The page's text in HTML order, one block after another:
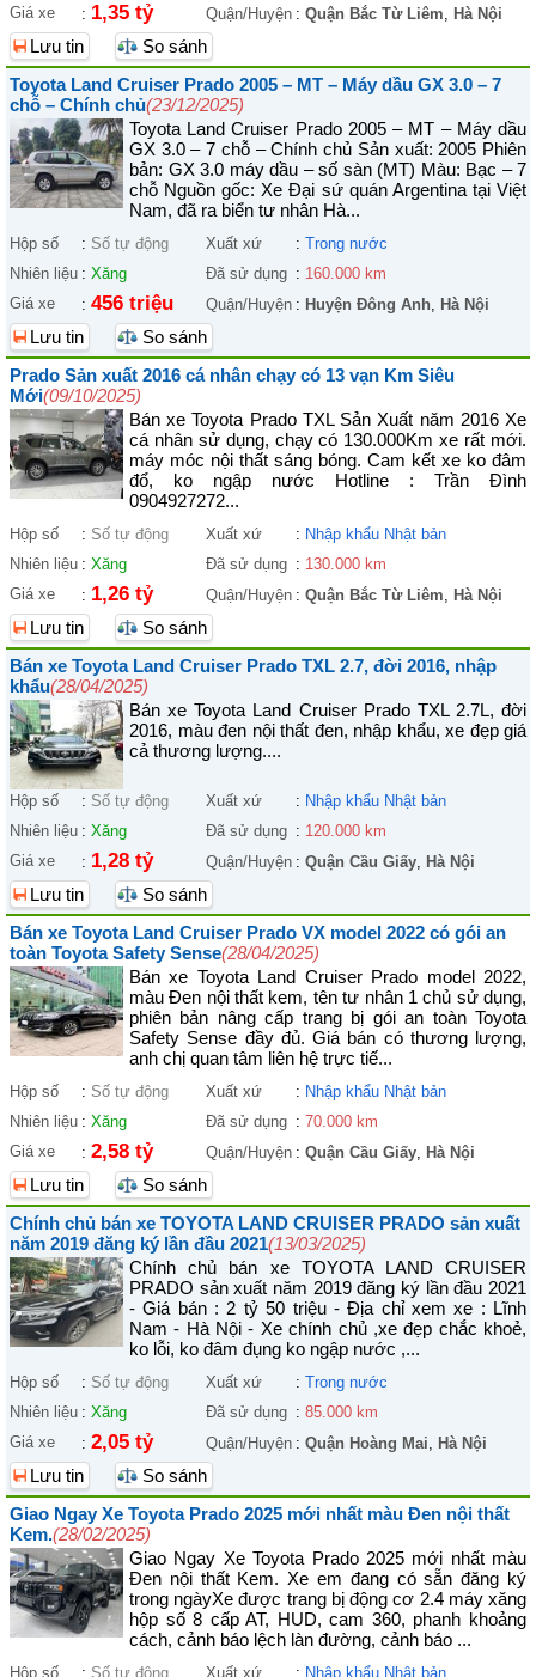
Giá xe
: 1,35 tỷ Quận/Huyện : Quận Bắc Từ Liêm, Hà Nội
Lưu tin
So sánh
Toyota Land Cruiser Prado 2005 – MT – Máy dầu GX 3.0 – 7
chỗ – Chính chủ(23/12/2025)
Toyota Land Cruiser Prado 2005 – MT – Máy dầu
GX 3.0 – 7 chỗ – Chính chủ Sản xuất: 2005 Phiên
bản: GX 3.0 máy dầu – số sàn (MT) Màu: Bạc – 7
chỗ Nguồn gốc: Xe Đại sứ quán Argentina tại Việt
Nam, đã ra biển tư nhân Hà...
Hộp số : Số tự động Xuất xứ : Trong nước
Nhiên liệu : Xăng Đã sử dụng : 160.000 km
Giá xe
: 456 triệu Quận/Huyện : Huyện Đông Anh, Hà Nội
Lưu tin
So sánh
Prado Sản xuất 2016 cá nhân chạy có 13 vạn Km Siêu
Mới(09/10/2025)
Bán xe Toyota Prado TXL Sản Xuất năm 2016 Xe
cá nhân sử dụng, chạy có 130.000Km xe rất mới.
máy móc nội thất sáng bóng. Cam kết xe ko đâm
đổ, ko ngập nước Hotline : Trần Đình
0904927272...
Hộp số : Số tự động Xuất xứ : Nhập khẩu Nhật bản
Nhiên liệu : Xăng Đã sử dụng : 130.000 km
Giá xe
: 1,26 tỷ Quận/Huyện : Quận Bắc Từ Liêm, Hà Nội
Lưu tin
So sánh
Bán xe Toyota Land Cruiser Prado TXL 2.7, đời 2016, nhập
khẩu(28/04/2025)
Bán xe Toyota Land Cruiser Prado TXL 2.7L, đời
2016, màu đen nội thất đen, nhập khẩu, xe đẹp giá
cả thương lượng....
Hộp số : Số tự động Xuất xứ : Nhập khẩu Nhật bản
Nhiên liệu : Xăng Đã sử dụng : 120.000 km
Giá xe
: 1,28 tỷ Quận/Huyện : Quận Cầu Giấy, Hà Nội
Lưu tin
So sánh
Bán xe Toyota Land Cruiser Prado VX model 2022 có gói an
toàn Toyota Safety Sense(28/04/2025)
Bán xe Toyota Land Cruiser Prado model 2022,
màu Đen nội thất kem, tên tư nhân 1 chủ sử dụng,
phiên bản nâng cấp trang bị gói an toàn Toyota
Safety Sense đầy đủ. Giá bán có thương lượng,
anh chị quan tâm liên hệ trực tiế...
Hộp số : Số tự động Xuất xứ : Nhập khẩu Nhật bản
Nhiên liệu : Xăng Đã sử dụng : 70.000 km
Giá xe
: 2,58 tỷ Quận/Huyện : Quận Cầu Giấy, Hà Nội
Lưu tin
So sánh
Chính chủ bán xe TOYOTA LAND CRUISER PRADO sản xuất
năm 2019 đăng ký lần đầu 2021(13/03/2025)
Chính chủ bán xe TOYOTA LAND CRUISER
PRADO sản xuất năm 2019 đăng ký lần đầu 2021
- Giá bán : 2 tỷ 50 triệu - Địa chỉ xem xe : Lĩnh
Nam - Hà Nội - Xe chính chủ ,xe đẹp chắc khoẻ,
ko lỗi, ko đâm đụng ko ngập nước ,...
Hộp số : Số tự động Xuất xứ : Trong nước
Nhiên liệu : Xăng Đã sử dụng : 85.000 km
Giá xe
: 2,05 tỷ Quận/Huyện : Quận Hoàng Mai, Hà Nội
Lưu tin
So sánh
Giao Ngay Xe Toyota Prado 2025 mới nhất màu Đen nội thất
Kem.(28/02/2025)
Giao Ngay Xe Toyota Prado 2025 mới nhất màu
Đen nội thất Kem. Xe em đang có sẵn đăng ký
trong ngàyXe được trang bị động cơ 2.4 máy xăng
hộp số 8 cấp AT, HUD, cam 360, phanh khoảng
cách, cảnh báo lệch làn đường, cảnh báo ...
Hộp số : Số tự động Xuất xứ : Nhập khẩu Nhật bản